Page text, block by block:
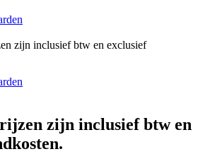
zijn inclusief btw en exclusief
zijn inclusief btw en